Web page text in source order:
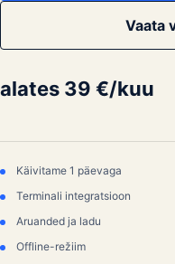
Vaata
alates 39 €/kuu
Käivitame 1 päevaga
Terminali integratsioon
Aruanded ja ladu
Offline-režiim